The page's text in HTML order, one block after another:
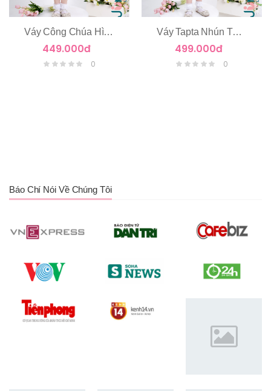
Váy Công Chúa Hình Cánh Bướm
449.000đ
0
Váy Tapta Nhún Tùng Tầng Voan
499.000đ
0
Báo Chí Nói Về Chúng Tôi